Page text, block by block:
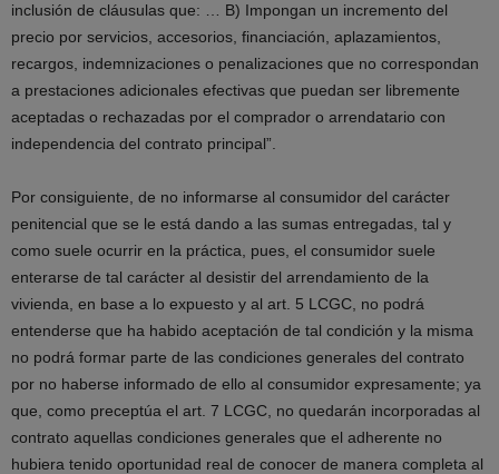
inclusión de cláusulas que: … B) Impongan un incremento del
precio por servicios, accesorios, financiación, aplazamientos,
recargos, indemnizaciones o penalizaciones que no correspondan
a prestaciones adicionales efectivas que puedan ser libremente
aceptadas o rechazadas por el comprador o arrendatario con
independencia del contrato principal”.
Por consiguiente, de no informarse al consumidor del carácter
penitencial que se le está dando a las sumas entregadas, tal y
como suele ocurrir en la práctica, pues, el consumidor suele
enterarse de tal carácter al desistir del arrendamiento de la
vivienda, en base a lo expuesto y al art. 5 LCGC, no podrá
entenderse que ha habido aceptación de tal condición y la misma
no podrá formar parte de las condiciones generales del contrato
por no haberse informado de ello al consumidor expresamente; ya
que, como preceptúa el art. 7 LCGC, no quedarán incorporadas al
contrato aquellas condiciones generales que el adherente no
hubiera tenido oportunidad real de conocer de manera completa al